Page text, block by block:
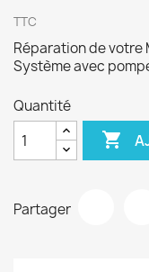
TTC
Réparation de votre
Système avec
Quantité

Partager